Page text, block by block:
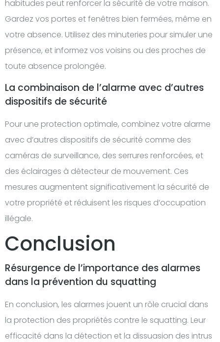
habitudes peut renforcer la sécurité de votre maison.
Gardez vos portes et fenêtres bien fermées, même en
votre absence. Utilisez des minuteries pour simuler une
présence, et informez vos voisins ou des proches de
toute absence prolongée.
La combinaison de l’alarme avec d’autres
dispositifs de sécurité
Pour une protection optimale, combinez votre alarme
avec d’autres dispositifs de sécurité comme des
caméras de surveillance, des serrures renforcées, et
des éclairages à détecteur de mouvement. Ces
mesures augmentent significativement la sécurité de
votre propriété et réduisent les risques d’occupation
illégale.
Conclusion
Résurgence de l’importance des alarmes
dans la prévention du squatting
En conclusion, les alarmes jouent un rôle crucial dans
la protection des propriétés contre le squatting. Leur
efficacité dans la détection et la dissuasion des intrus